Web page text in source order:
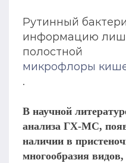
Рутинный
информацию
полостной
микрофлоры
.
В научной
анализа ГХ-МС,
наличии в
многообразия